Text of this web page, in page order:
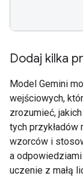
Dodaj kilka
Model Gemini
wejściowych,
zrozumieć,
tych
wzorców i
a
uczenie z małą